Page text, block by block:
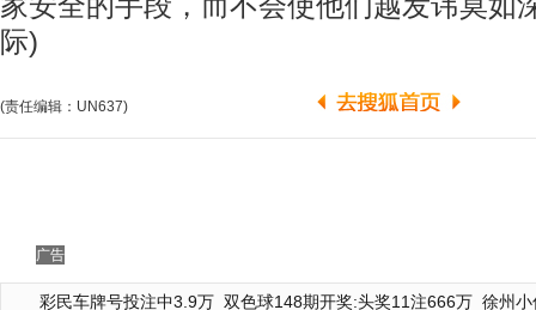
际)
(责任编辑：UN637)
广告
彩民车牌号投注中3.9万 双色球148期开奖:头奖11注666万 徐州